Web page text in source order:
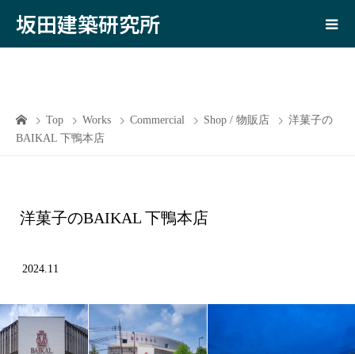
坂田建築研究所
Top Works Commercial Shop / 物販店
洋菓子の
BAIKAL 下鴨本店
洋菓子のBAIKAL 下鴨本店
2024.11